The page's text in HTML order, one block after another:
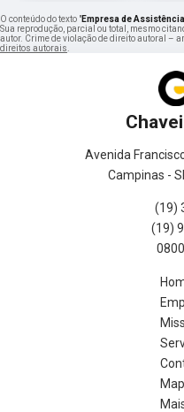
O conteúdo do texto "Empresa de
Sua reprodução, parcial ou total, mesmo
autor. Crime de violação de direito autoral –
direitos autorais.
Avenida
Campinas -
(19)
(19)